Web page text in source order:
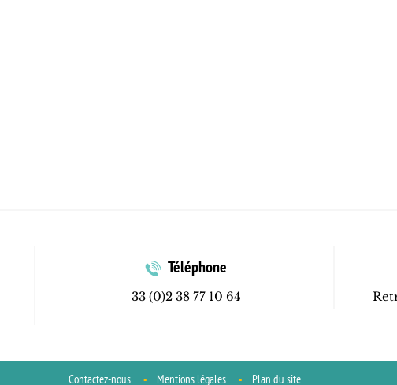
Téléphone
33 (0)2 38 77 10 64
Contactez-nous Mentions légales Plan du site